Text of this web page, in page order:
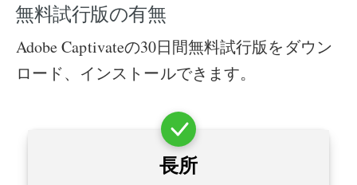
無料試行版の有無
Adobe Captivateの30日間無料試行版をダウン
ロード、インストールできます。
長所